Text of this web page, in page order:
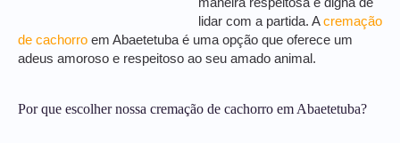
maneira respeitosa e digna de
lidar com a partida. Acremação
de cachorro em Abaetetuba é uma opção que oferece um
adeus amoroso e respeitoso ao seu amado animal.
Por que escolher nossa cremação de cachorro em Abaetetuba?